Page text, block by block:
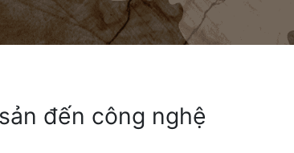
đến công nghệ